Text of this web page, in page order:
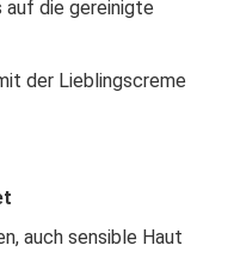
auf die gereinigte
der Lieblingscreme
auch sensible Haut